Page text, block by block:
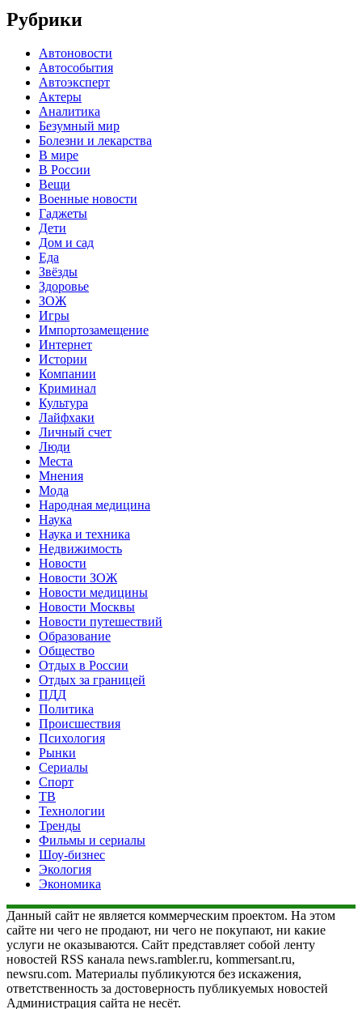
Рубрики
Автоновости
Автособытия
Автоэксперт
Актеры
Аналитика
Безумный мир
Болезни и лекарства
В мире
В России
Вещи
Военные новости
Гаджеты
Дети
Дом и сад
Еда
Звёзды
Здоровье
ЗОЖ
Игры
Импортозамещение
Интернет
Истории
Компании
Криминал
Культура
Лайфхаки
Личный счет
Люди
Места
Мнения
Мода
Народная медицина
Наука
Наука и техника
Недвижимость
Новости
Новости ЗОЖ
Новости медицины
Новости Москвы
Новости путешествий
Образование
Общество
Отдых в России
Отдых за границей
ПДД
Политика
Происшествия
Психология
Рынки
Сериалы
Спорт
ТВ
Технологии
Тренды
Фильмы и сериалы
Шоу-бизнес
Экология
Экономика
Данный сайт не является коммерческим проектом. На этом
сайте ни чего не продают, ни чего не покупают, ни какие
услуги не оказываются. Сайт представляет собой ленту
новостей RSS канала news.rambler.ru, kommersant.ru,
newsru.com. Материалы публикуются без искажения,
ответственность за достоверность публикуемых новостей
Администрация сайта не несёт.